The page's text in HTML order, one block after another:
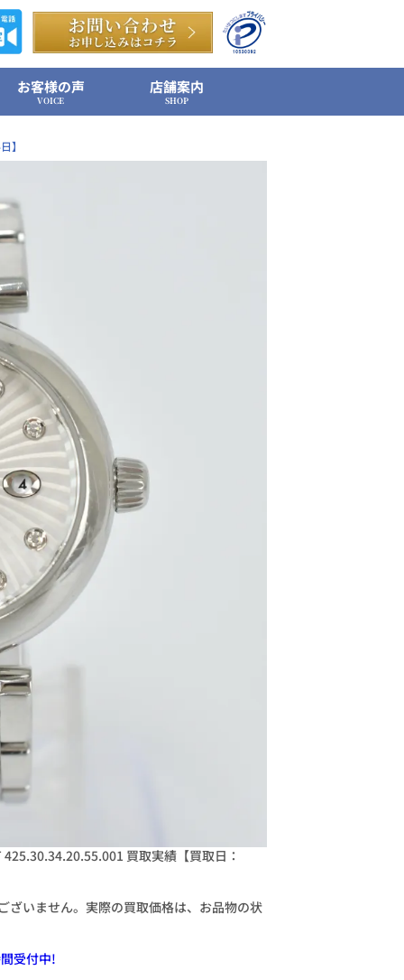
お客様の声
VOICE
店舗案内
SHOP
】
買取実績【買取日：
いません。実際の買取価格は、お品物の状
受付中!